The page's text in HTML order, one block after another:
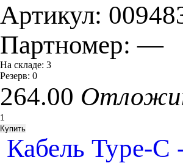
Артикул:
Партномер:—
На складе: 3
Резерв: 0
264.00
Кабель Type-